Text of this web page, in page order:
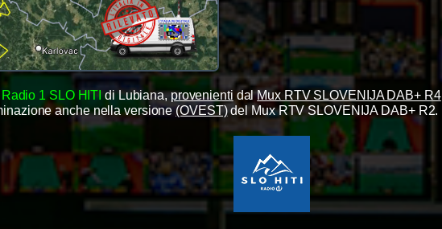
Radio 1 SLO HITIdi Lubiana,provenienti dalMux RTV SLOVENIJA DAB+ R4
anche nella versione(OVEST)del Mux RTV SLOVENIJA DAB+ R2.